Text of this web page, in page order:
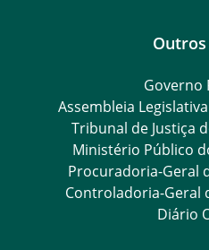
Outros
Governo
Assembleia
Tribunal de Justiça
Ministério Público
Procuradoria-Geral
Controladoria-Geral
Diário